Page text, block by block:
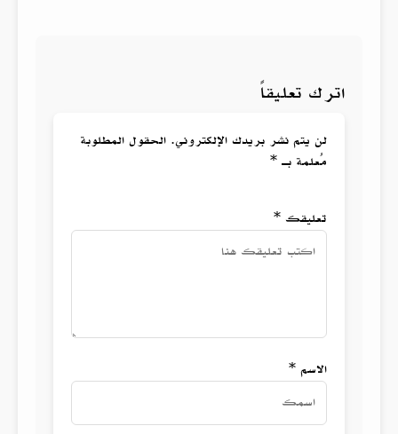
اترك تعليقاً
لن يتم نشر بريدك الإلكتروني. الحقول المطلوبة
مُعلمة بـ *
تعليقك *
الاسم *